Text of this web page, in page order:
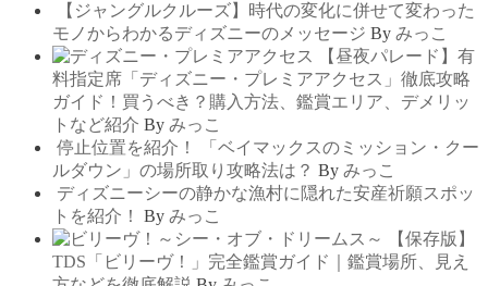
【ジャングルクルーズ】時代の変化に併せて変わった
モノからわかるディズニーのメッセージ By みっこ
【昼夜パレード】有
料指定席「ディズニー・プレミアアクセス」徹底攻略
ガイド！買うべき？購入方法、鑑賞エリア、デメリッ
トなど紹介 By みっこ
停止位置を紹介！ 「ベイマックスのミッション・クー
ルダウン」の場所取り攻略法は？ By みっこ
ディズニーシーの静かな漁村に隠れた安産祈願スポッ
トを紹介！
By みっこ
【保存版】
TDS「ビリーヴ！」完全鑑賞ガイド｜鑑賞場所、見え